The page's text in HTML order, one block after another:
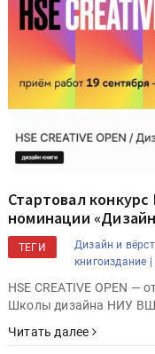
Стартовал конкурс
номинации
ТЕГИ Дизайн и
книгоиздание |
HSE CREATIVE OPEN
Школы дизайна НИУ
Читать далее